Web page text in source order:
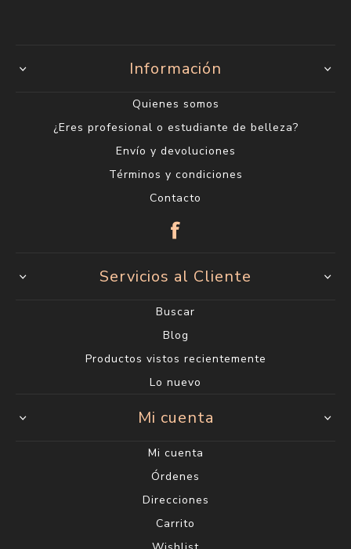
Información
Quienes somos
¿Eres profesional o estudiante de belleza?
Envío y devoluciones
Términos y condiciones
Contacto
Servicios al Cliente
Buscar
Blog
Productos vistos recientemente
Lo nuevo
Mi cuenta
Mi cuenta
Órdenes
Direcciones
Carrito